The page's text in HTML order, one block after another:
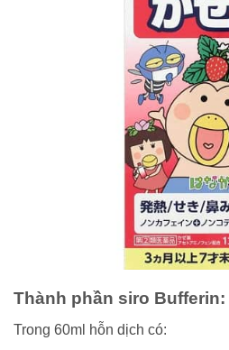
Thành phần siro Bufferin:
Trong 60ml hỗn dịch có: